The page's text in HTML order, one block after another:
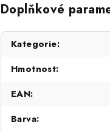
Doplňkové
Kategorie:
Hmotnost:
EAN:
Barva: